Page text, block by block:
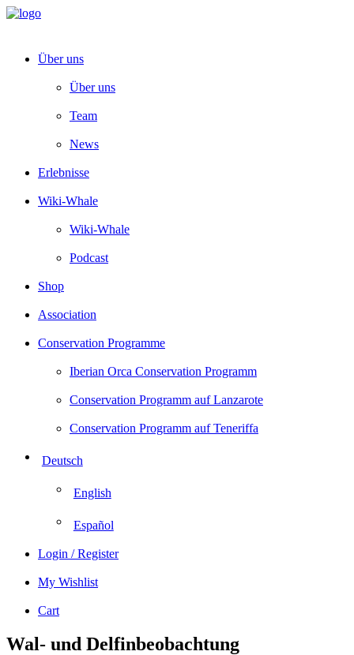
Über uns
Über uns
Team
News
Erlebnisse
Wiki-Whale
Wiki-Whale
Podcast
Shop
Association
Conservation Programme
Iberian Orca Conservation Programm
Conservation Programm auf Lanzarote
Conservation Programm auf Teneriffa
Deutsch
English
Español
Login / Register
My Wishlist
Cart
Wal- und Delfinbeobachtung